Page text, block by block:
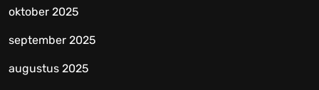
oktober 2025
september 2025
augustus 2025